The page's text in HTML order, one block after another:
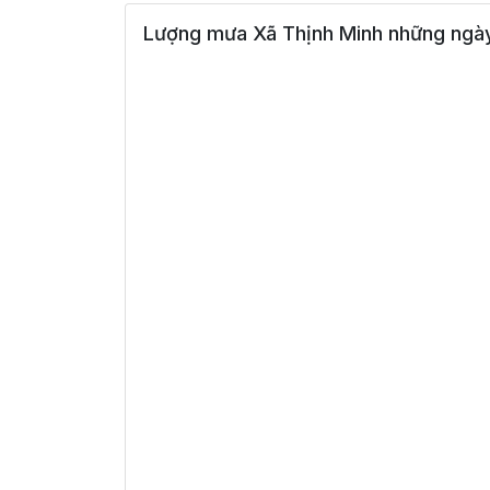
Lượng mưa Xã Thịnh Minh những